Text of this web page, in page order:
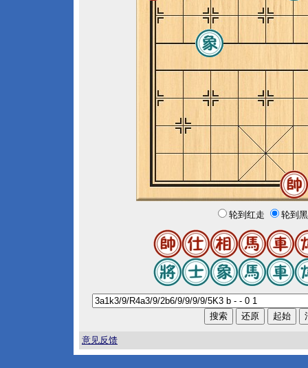
轮到红走 轮到
意见反馈